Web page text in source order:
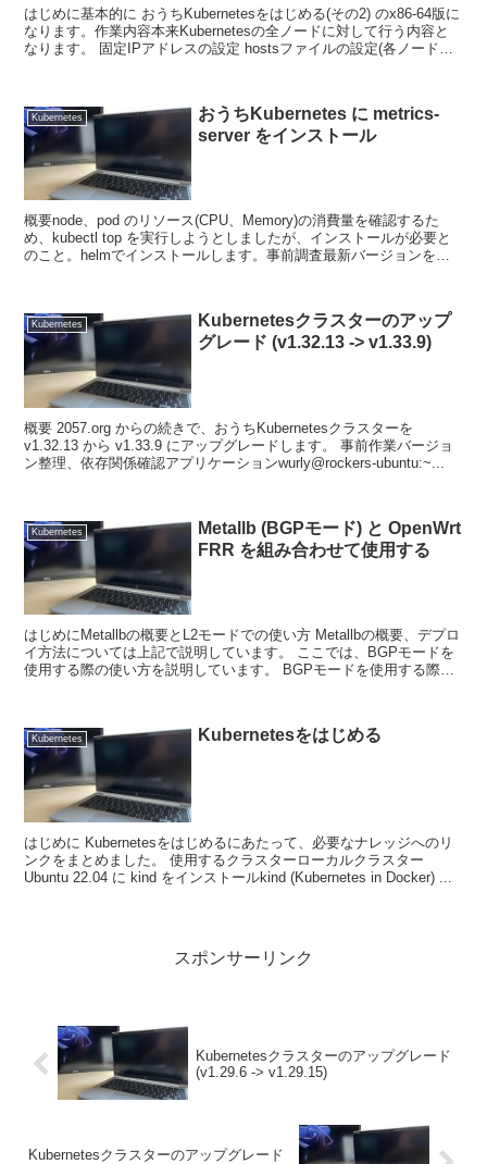
はじめに基本的に おうちKubernetesをはじめる(その2) のx86-64版に
なります。作業内容本来Kubernetesの全ノードに対して行う内容と
なります。 固定IPアドレスの設定 hostsファイルの設定(各ノード間
Kubernetes
おうちKubernetes に metrics-
server をインストール
概要node、pod のリソース(CPU、Memory)の消費量を確認するた
め、kubectl top を実行しようとしましたが、インストールが必要と
のこと。helmでインストールします。事前調査最新バージョンを確
Kubernetes
Kubernetesクラスターのアップ
グレード (v1.32.13 -> v1.33.9)
概要 2057.org からの続きで、おうちKubernetesクラスターを
v1.32.13 から v1.33.9 にアップグレードします。 事前作業バージョ
ン整理、依存関係確認アプリケーションwurly@rockers-ubuntu:~...
Kubernetes
Metallb (BGPモード) と OpenWrt
FRR を組み合わせて使用する
はじめにMetallbの概要とL2モードでの使い方 Metallbの概要、デプロ
イ方法については上記で説明しています。 ここでは、BGPモードを
使用する際の使い方を説明しています。 BGPモードを使用する際に
Kubernetes Kubernetesをはじめる
はじめに Kubernetesをはじめるにあたって、必要なナレッジへのリ
ンクをまとめました。 使用するクラスターローカルクラスター
Ubuntu 22.04 に kind をインストールkind (Kubernetes in Docker) ...
スポンサーリンク
Kubernetesクラスターのアップグレード
(v1.29.6 -> v1.29.15)
Kubernetesクラスターのアップグレード